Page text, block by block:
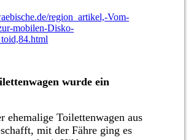
region_artikel,-Vom-
mobilen-Disko-
wurde ein
ehemalige Toilettenwagen aus
mit der Fähre ging es